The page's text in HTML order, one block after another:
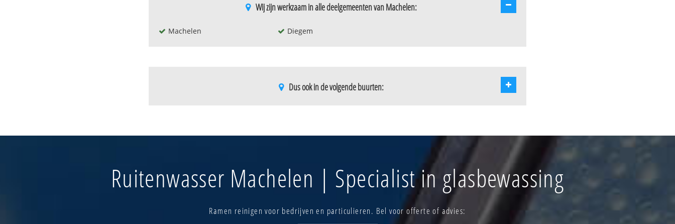
Wij zijn werkzaam in alle deelgemeenten van Machelen:
Machelen Diegem
Dus ook in de volgende buurten:
Diegem vlieghaven
Diegem-centrum
Luchthavenlaan
Machelen industriesektor
Spoelberg
Trawool
Ruitenwasser Machelen | Specialist in glasbewassing
Ramen reinigen voor bedrijven en particulieren. Bel voor offerte of advies: